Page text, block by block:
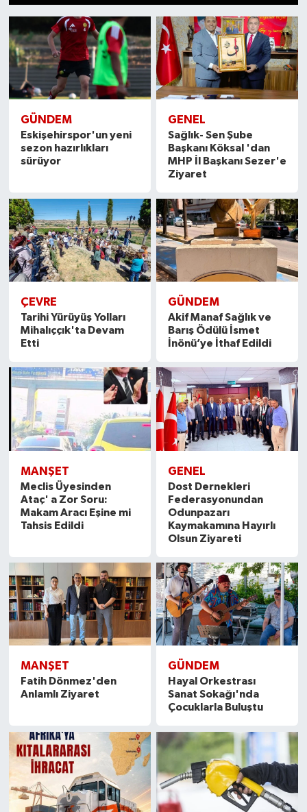
GÜNDEM
Eskişehirspor'un yeni
sezon hazırlıkları
sürüyor
GENEL
Sağlık- Sen Şube
Başkanı Köksal 'dan
MHP İl Başkanı Sezer'e
Ziyaret
ÇEVRE
Tarihi Yürüyüş Yolları
Mihalıççık'ta Devam
Etti
GÜNDEM
Akif Manaf Sağlık ve
Barış Ödülü İsmet
İnönü’ye İthaf Edildi
MANŞET
Meclis Üyesinden
Ataç' a Zor Soru:
Makam Aracı Eşine mi
Tahsis Edildi
GENEL
Dost Dernekleri
Federasyonundan
Odunpazarı
Kaymakamına Hayırlı
Olsun Ziyareti
MANŞET
Fatih Dönmez'den
Anlamlı Ziyaret
GÜNDEM
Hayal Orkestrası
Sanat Sokağı'nda
Çocuklarla Buluştu